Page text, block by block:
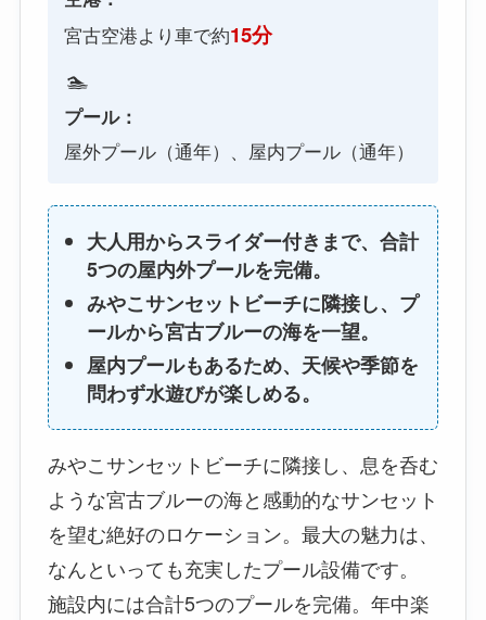
宮古空港より車で約15分
🏊
プール：
屋外プール（通年）、屋内プール（通年）
大人用からスライダー付きまで、合計
5つの屋内外プールを完備。
みやこサンセットビーチに隣接し、プ
ールから宮古ブルーの海を一望。
屋内プールもあるため、天候や季節を
問わず水遊びが楽しめる。
みやこサンセットビーチに隣接し、息を呑む
ような宮古ブルーの海と感動的なサンセット
を望む絶好のロケーション。最大の魅力は、
なんといっても充実したプール設備です。
施設内には合計5つのプールを完備。年中楽